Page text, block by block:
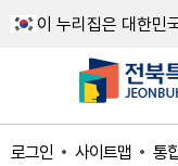
이 누리집은 대한민
로그인 사이트맵 통